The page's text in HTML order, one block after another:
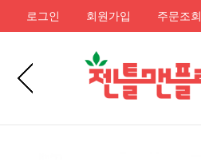
로그인 회원가입 주문조회